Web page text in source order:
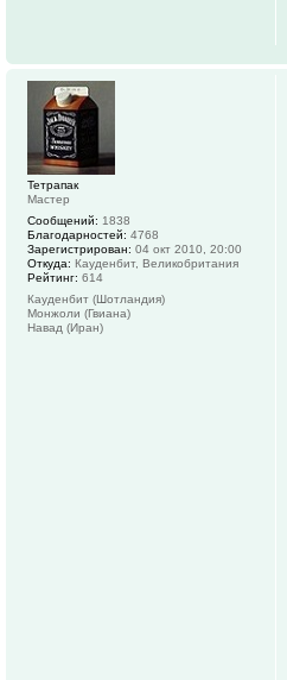
Тетрапак
Мастер
Сообщений: 1838
Благодарностей: 4768
Зарегистрирован: 04 окт 2010, 20:00
Откуда: Кауденбит, Великобритания
Рейтинг: 614
Кауденбит (Шотландия)
Монжоли (Гвиана)
Навад (Иран)